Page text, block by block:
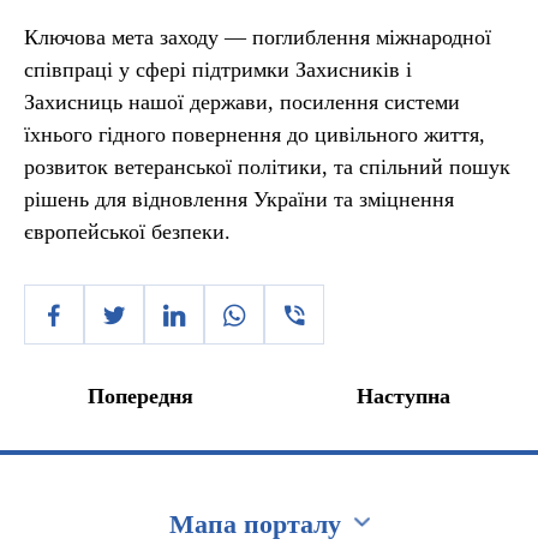
Ключова мета заходу — поглиблення міжнародної
співпраці у сфері підтримки Захисників і
Захисниць нашої держави, посилення системи
їхнього гідного повернення до цивільного життя,
розвиток ветеранської політики, та спільний пошук
рішень для відновлення України та зміцнення
європейської безпеки.
Попередня Наступна
Мапа порталу